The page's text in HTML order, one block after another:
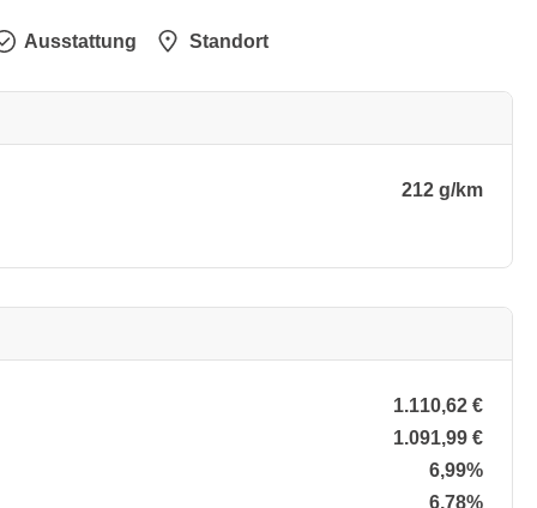
Ausstattung Standort
212 g/km
1.110,62 €
1.091,99 €
6,99%
6,78%